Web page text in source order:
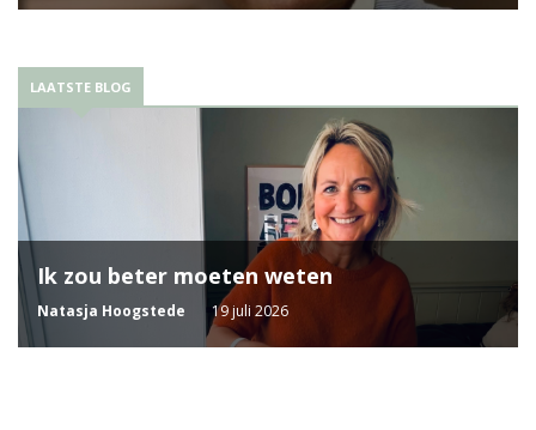
LAATSTE BLOG
Ik zou beter moeten weten
Natasja Hoogstede 19 juli 2026